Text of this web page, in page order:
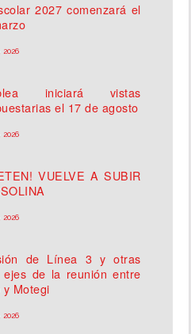
2027 comenzará el
2026
iniciará vistas
el 17 de agosto
2026
VUELVE A SUBIR
2026
de Línea 3 y otras
ejes de la reunión entre
y Motegi
2026